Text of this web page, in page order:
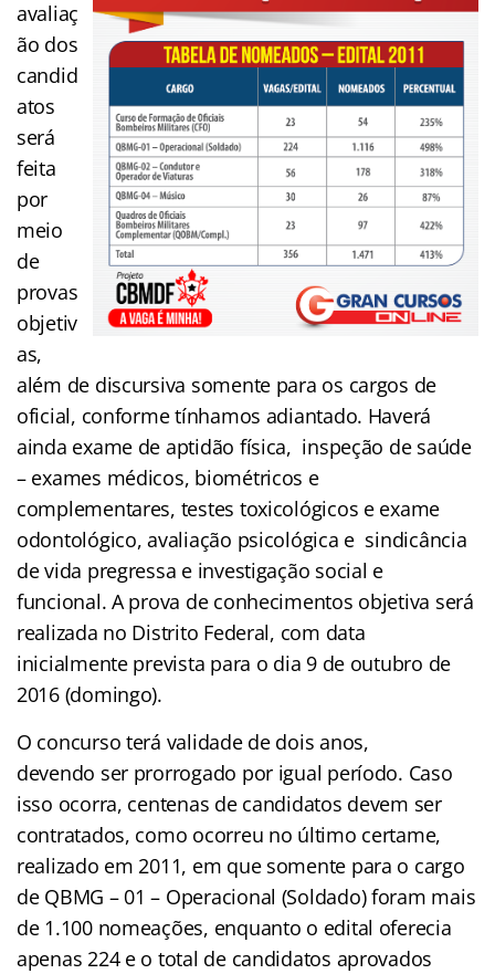
avaliaç
ão dos
candid
atos
será
feita
por
meio
de
provas
objetiv
as,
além de discursiva somente para os cargos de
oficial, conforme tínhamos adiantado. Haverá
ainda exame de aptidão física, inspeção de saúde
– exames médicos, biométricos e
complementares, testes toxicológicos e exame
odontológico, avaliação psicológica e sindicância
de vida pregressa e investigação social e
funcional. A prova de conhecimentos objetiva será
realizada no Distrito Federal, com data
inicialmente prevista para o dia 9 de outubro de
2016 (domingo).
O concurso terá validade de dois anos,
devendo ser prorrogado por igual período. Caso
isso ocorra, centenas de candidatos devem ser
contratados, como ocorreu no último certame,
realizado em 2011, em que somente para o cargo
de QBMG – 01 – Operacional (Soldado) foram mais
de 1.100 nomeações, enquanto o edital oferecia
apenas 224 e o total de candidatos aprovados